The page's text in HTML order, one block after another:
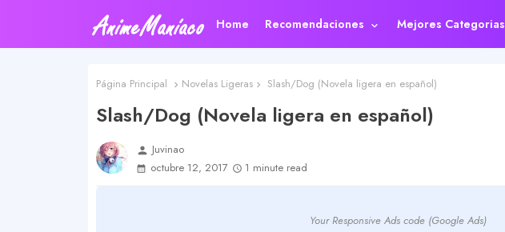
Home Recomendaciones Mejores Categorias
Página Principal Novelas Ligeras Slash/Dog (Novela ligera en español)
Slash/Dog (Novela ligera en español)
person Juvinao
octubre 12, 2017
1 minute read
Your Responsive Ads code (Google Ads)